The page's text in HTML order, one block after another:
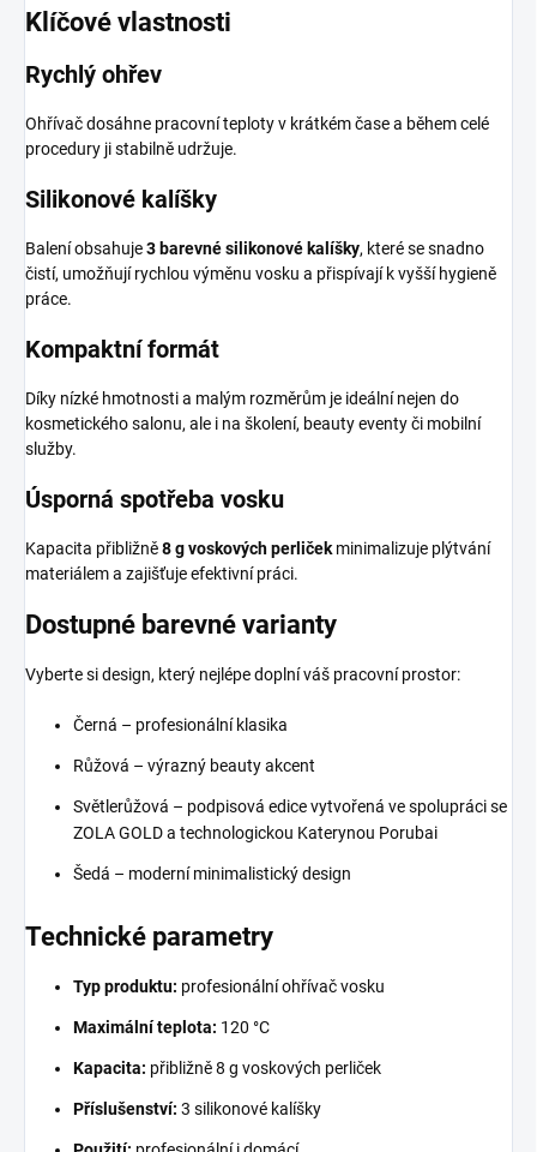
Klíčové vlastnosti
Rychlý ohřev
Ohřívač dosáhne pracovní teploty v krátkém čase a během celé
procedury ji stabilně udržuje.
Silikonové kalíšky
Balení obsahuje3 barevné silikonové kalíšky, které se snadno
čistí, umožňují rychlou výměnu vosku a přispívají k vyšší hygieně
práce.
Kompaktní formát
Díky nízké hmotnosti a malým rozměrům je ideální nejen do
kosmetického salonu, ale i na školení, beauty eventy či mobilní
služby.
Úsporná spotřeba vosku
Kapacita přibližně8 g voskových perličekminimalizuje plýtvání
materiálem a zajišťuje efektivní práci.
Dostupné barevné varianty
Vyberte si design, který nejlépe doplní váš pracovní prostor:
Černá – profesionální klasika
Růžová – výrazný beauty akcent
Světlerůžová – podpisová edice vytvořená ve spolupráci se
ZOLA GOLD a technologickou Katerynou Porubai
Šedá – moderní minimalistický design
Technické parametry
Typ produktu: profesionální ohřívač vosku
Maximální teplota: 120 °C
Kapacita: přibližně 8 g voskových perliček
Příslušenství: 3 silikonové kalíšky